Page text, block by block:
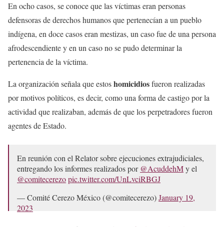
En ocho casos, se conoce que las víctimas eran personas
defensoras de derechos humanos que pertenecían a un pueblo
indígena, en doce casos eran mestizas, un caso fue de una persona
afrodescendiente y en un caso no se pudo determinar la
pertenencia de la víctima.
La organización señala que estoshomicidiosfueron realizadas
por motivos políticos, es decir, como una forma de castigo por la
actividad que realizaban, además de que los perpetradores fueron
agentes de Estado.
En reunión con el Relator sobre ejecuciones extrajudiciales,
entregando los informes realizados por @AcuddehMy el
@comitecerezopic.twitter.com/UnLvciRBGJ
— Comité Cerezo México (@comitecerezo)January 19,
2023